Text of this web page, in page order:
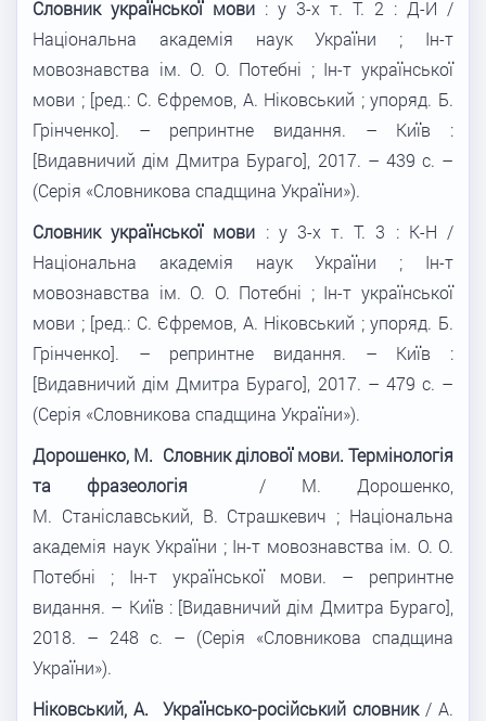
Словник української мови : у 3-х т. Т. 2 : Д-Й /
Національна академія наук України ; Ін-т
мовознавства ім. О. О. Потебні ; Ін-т української
мови ; [ред.: С. Єфремов, А. Ніковський ; упоряд. Б.
Грінченко]. – репринтне видання. – Київ :
[Видавничий дім Дмитра Бураго], 2017. – 439 с. –
(Серія «Словникова спадщина України»).
Словник української мови : у 3-х т. Т. 3 : К-Н /
Національна академія наук України ; Ін-т
мовознавства ім. О. О. Потебні ; Ін-т української
мови ; [ред.: С. Єфремов, А. Ніковський ; упоряд. Б.
Грінченко]. – репринтне видання. – Київ :
[Видавничий дім Дмитра Бураго], 2017. – 479 с. –
(Серія «Словникова спадщина України»).
Дорошенко, М. Словник ділової мови. Термінологія
та фразеологія / М. Дорошенко,
М. Станіславський, В. Страшкевич ; Національна
академія наук України ; Ін-т мовознавства ім. О. О.
Потебні ; Ін-т української мови. – репринтне
видання. – Київ : [Видавничий дім Дмитра Бураго],
2018. – 248 с. – (Серія «Словникова спадщина
України»).
Ніковський, А. Українсько-російський словник/ А.